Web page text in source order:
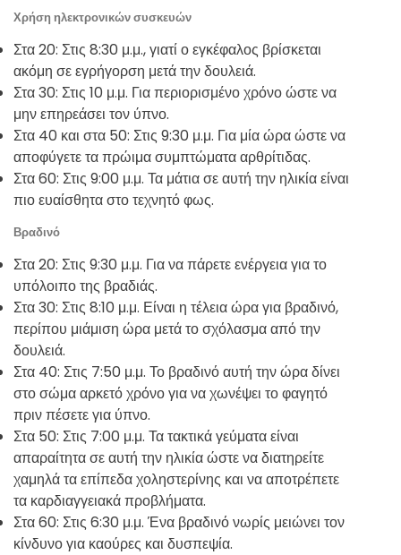
Χρήση ηλεκτρονικών συσκευών
Στα 20: Στις 8:30 μ.μ., γιατί ο εγκέφαλος βρίσκεται
ακόμη σε εγρήγορση μετά την δουλειά.
Στα 30: Στις 10 μ.μ. Για περιορισμένο χρόνο ώστε να
μην επηρεάσει τον ύπνο.
Στα 40 και στα 50: Στις 9:30 μ.μ. Για μία ώρα ώστε να
αποφύγετε τα πρώιμα συμπτώματα αρθρίτιδας.
Στα 60: Στις 9:00 μ.μ. Τα μάτια σε αυτή την ηλικία είναι
πιο ευαίσθητα στο τεχνητό φως.
Βραδινό
Στα 20: Στις 9:30 μ.μ. Για να πάρετε ενέργεια για το
υπόλοιπο της βραδιάς.
Στα 30: Στις 8:10 μ.μ. Είναι η τέλεια ώρα για βραδινό,
περίπου μιάμιση ώρα μετά το σχόλασμα από την
δουλειά.
Στα 40: Στις 7:50 μ.μ. Το βραδινό αυτή την ώρα δίνει
στο σώμα αρκετό χρόνο για να χωνέψει το φαγητό
πριν πέσετε για ύπνο.
Στα 50: Στις 7:00 μ.μ. Τα τακτικά γεύματα είναι
απαραίτητα σε αυτή την ηλικία ώστε να διατηρείτε
χαμηλά τα επίπεδα χοληστερίνης και να αποτρέπετε
τα καρδιαγγειακά προβλήματα.
Στα 60: Στις 6:30 μ.μ. Ένα βραδινό νωρίς μειώνει τον
κίνδυνο για καούρες και δυσπεψία.